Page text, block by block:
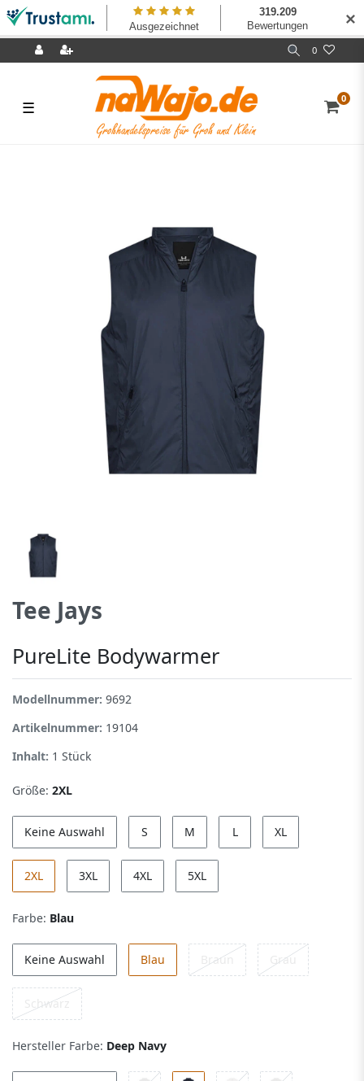
0
☰ 0
Tee Jays
PureLite Bodywarmer
Modellnummer: 9692
Artikelnummer: 19104
Inhalt: 1 Stück
Größe: 2XL
Keine Auswahl S M L XL
2XL 3XL 4XL 5XL
Farbe: Blau
Keine Auswahl Blau Braun Grau
Schwarz
Hersteller Farbe: Deep Navy
✕